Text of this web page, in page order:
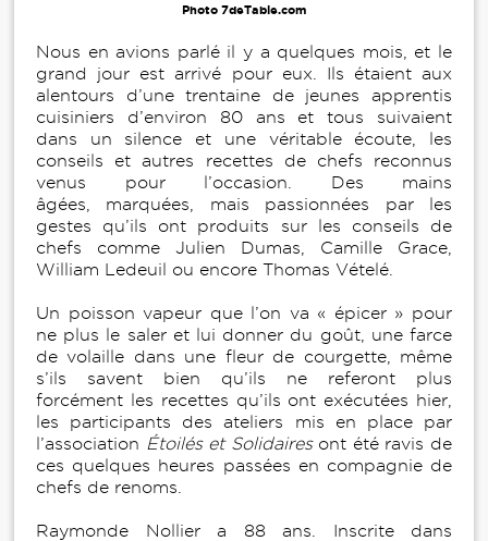
Photo 7deTable.com
Nous en avions parlé il y a quelques mois, et le
grand jour est arrivé pour eux. Ils étaient aux
alentours d’une trentaine de jeunes apprentis
cuisiniers d’environ 80 ans et tous suivaient
dans un silence et une véritable écoute, les
conseils et autres recettes de chefs reconnus
venus pour l’occasion. Des mains
âgées, marquées, mais passionnées par les
gestes qu’ils ont produits sur les conseils de
chefs comme Julien Dumas, Camille Grace,
William Ledeuil ou encore Thomas Vételé.
Un poisson vapeur que l’on va « épicer » pour
ne plus le saler et lui donner du goût, une farce
de volaille dans une fleur de courgette, même
s’ils savent bien qu’ils ne referont plus
forcément les recettes qu’ils ont exécutées hier,
les participants des ateliers mis en place par
l’association Étoilés et Solidairesont été ravis de
ces quelques heures passées en compagnie de
chefs de renoms.
Raymonde Nollier a 88 ans. Inscrite dans